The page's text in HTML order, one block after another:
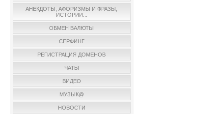
АНЕКДОТЫ, АФОРИЗМЫ И ФРАЗЫ,
ИСТОРИИ...
ОБМЕН ВАЛЮТЫ
СЕРФИНГ
РЕГИСТРАЦИЯ ДОМЕНОВ
ЧАТЫ
ВИДЕО
МУЗЫК@
НОВОСТИ